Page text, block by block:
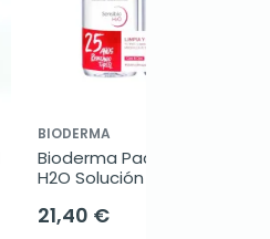
BIODERMA
Bioderma Pack Sensibio
H2O Solución Micelar, 500
21,40 €